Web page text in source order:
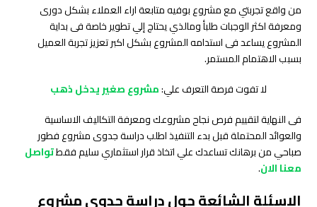
من واقع تجربتي مع مشروع بوفيه متابعة اراء العملاء بشكل دورى
ومعرفة اكثر الوجبات طلبأ ومالذي يحتاج إلي تطوير خاصة فى بداية
المشروع يساعد فى استدامه المشروع بشكل اكبر تعزيز تجربة العميل
بسبب الاهتمام المستمر.
لا تفوت فرصة التعرف علي:مشروع صغير يدخل ذهب
فى النهاية لتقييم فرص نجاح مشروعك ومعرفة التكاليف الاساسية
والعوائد المحتملة قبل بدء التنفيذ اطلب دراسة جدوى مشروع فطور
صباحي من برهانك تساعدك علي اتخاذ قرار استثماري سليم فقطتواصل
معنا الان.
الاسئلة الشائعة حول دراسة جدوى مشروع